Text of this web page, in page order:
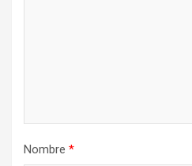
Nombre *